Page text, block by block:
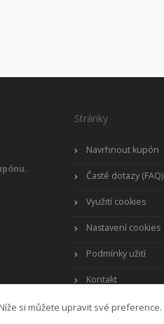
Stránky
Navrhnout kupón
Časté dotazy (FAQ)
Využití cookies
Nastavení cookies
Podmínky užití
Kontakt
si můžete upravit své preference.